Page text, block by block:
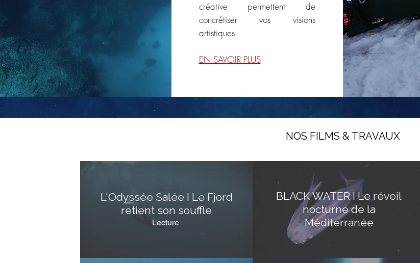
créative permettent de
concrétiser vos visions
artistiques.
EN SAVOIR PLUS
NOS FILMS & TRAVAUX
L'Odyssée Salée I Le Fjord
retient son souffle
Lecture
BLACK WATER I Le réveil
nocturne de la
Méditerranée